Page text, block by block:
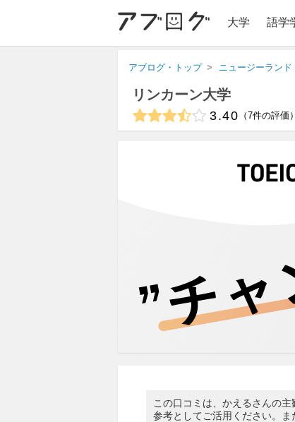
大学 語学
アブログ・トップ ニュージーランド
リンカーン大学
3.40 7件の評価
この口コミは、かえるさんの
参考としてご活用ください。